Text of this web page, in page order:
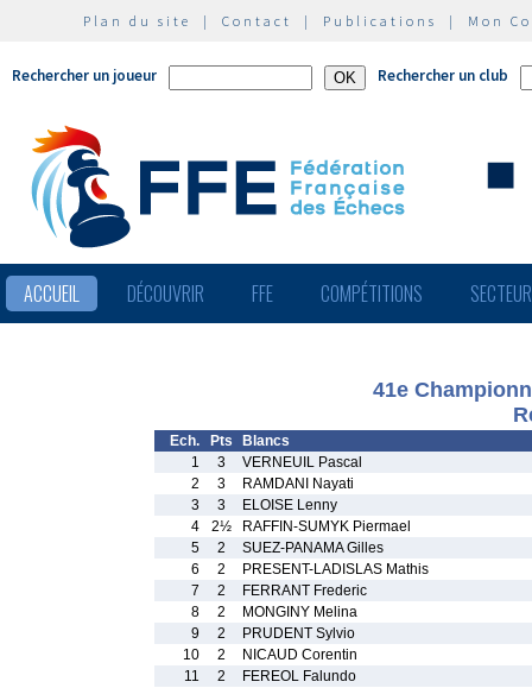
Plan du site | Contact | Publications | Mon
Rechercher un joueur Rechercher un club
ACCUEIL DÉCOUVRIR FFE COMPÉTITIONS
41e
Ech. Pts
Blancs
1
3
VERNEUIL Pascal
2
3
RAMDANI Nayati
3
3
ELOISE Lenny
4
2½
RAFFIN-SUMYK Piermael
5
2
SUEZ-PANAMA Gilles
6
2
PRESENT-LADISLAS Mathis
7
2
FERRANT Frederic
8
2
MONGINY Melina
9
2
PRUDENT Sylvio
10
2
NICAUD Corentin
11
2
FEREOL Falundo